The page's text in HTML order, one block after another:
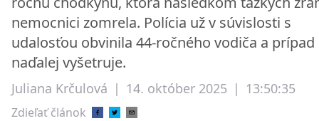
nemocnici zomrela. Polícia už v súvislosti s
udalosťou obvinila 44-ročného vodiča a prípad
naďalej vyšetruje.
Juliana Krčulová | 14. október 2025 | 13:50:35
Zdieľať článok